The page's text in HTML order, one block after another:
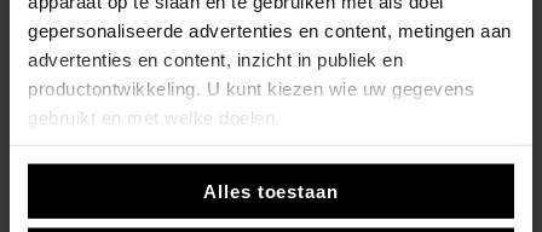
gepersonaliseerde advertenties en content, metingen aan
advertenties en content, inzicht in publiek en
productontwikkeling. U kunt kiezen wie uw gegevens
gebruikt en met welke doelen.
Alles toestaan
Bereken zelf de prijs van